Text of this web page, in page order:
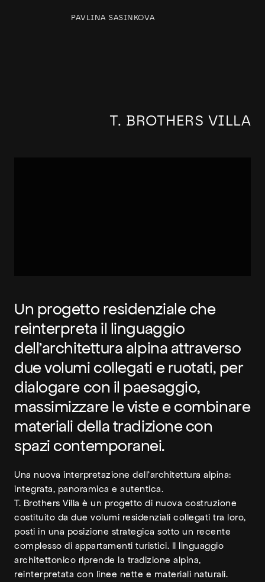
PAVLINA SASINKOVA
T. BROTHERS VILLA
Un progetto residenziale che
reinterpreta il linguaggio
dell’architettura alpina attraverso
due volumi collegati e ruotati, per
dialogare con il paesaggio,
massimizzare le viste e combinare
materiali della tradizione con
spazi contemporanei.
Una nuova interpretazione dell’architettura alpina:
integrata, panoramica e autentica.
T. Brothers Villa è un progetto di nuova costruzione
costituito da due volumi residenziali collegati tra loro,
posti in una posizione strategica sotto un recente
complesso di appartamenti turistici. Il linguaggio
architettonico riprende la tradizione alpina,
reinterpretata con linee nette e materiali naturali.